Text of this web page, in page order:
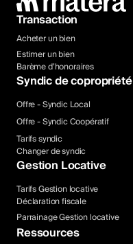
Transaction
Acheter un bien
Estimer un bien
Barème d’honoraires
Syndic de copropriété
Offre - Syndic Local
Offre - Syndic Coopératif
Tarifs syndic
Changer de syndic
Gestion Locative
Tarifs Gestion locative
Déclaration fiscale
Parrainage Gestion locative
Ressources